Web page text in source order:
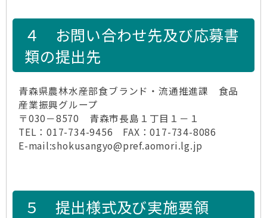
４ お問い合わせ先及び応募書
類の提出先
青森県農林水産部食ブランド・流通推進課 食品
産業振興グループ
〒030－8570 青森市長島１丁目１－１
TEL：017-734-9456 FAX：017-734-8086
E-mail:shokusangyo@pref.aomori.lg.jp
５ 提出様式及び実施要領